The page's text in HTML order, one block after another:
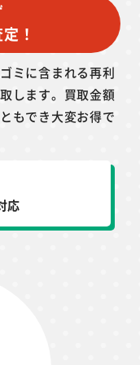
！
ミに含まれる再利
します。買取金額
もでき大変お得で
応